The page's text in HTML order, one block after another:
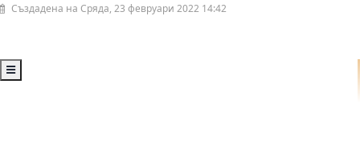
Създадена на Сряда, 23 февруари 2022 14:42